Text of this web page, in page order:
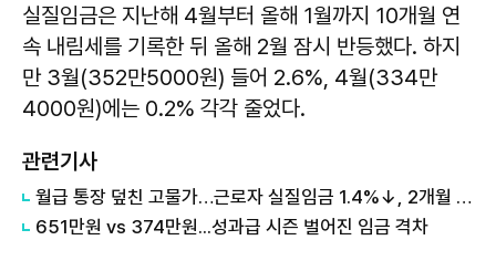
실질임금은 지난해 4월부터 올해 1월까지 10개월 연
속 내림세를 기록한 뒤 올해 2월 잠시 반등했다. 하지
만 3월(352만5000원) 들어 2.6%, 4월(334만
4000원)에는 0.2% 각각 줄었다.
관련기사
월급 통장 덮친 고물가…근로자 실질임금 1.4%↓, 2개월 연속 하락
651만원 vs 374만원...성과급 시즌 벌어진 임금 격차